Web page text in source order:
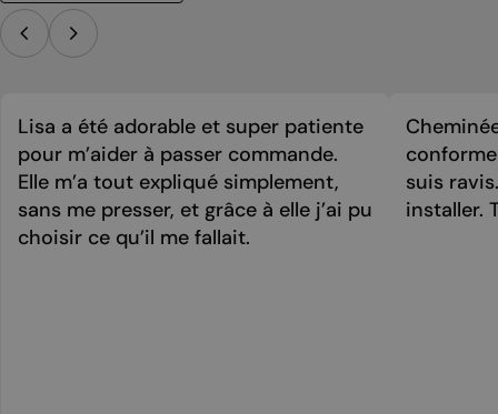
Lisa a été adorable et super patiente
pour m’aider à passer commande.
Elle m’a tout expliqué simplement,
sans me presser, et grâce à elle j’ai pu
choisir ce qu’il me fallait.
suis
installer.